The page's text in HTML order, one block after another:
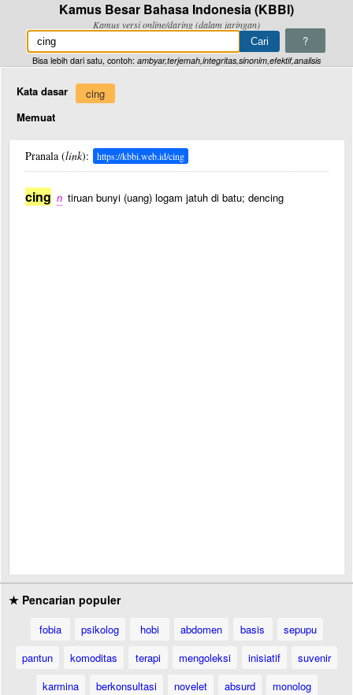
Kamus Besar Bahasa Indonesia (KBBI)
Kamus versi online/daring (dalam jaringan)
?
Bisa lebih dari satu, contoh: ambyar,terjemah,integritas,sinonim,efektif,analisis
Kata dasar
cing
Memuat
Pranala (link): https://kbbi.web.id/cing
cing n tiruan bunyi (uang) logam jatuh di batu; dencing
★ Pencarian populer
fobia psikolog hobi abdomen basis
sepupu
pantun
komoditas terapi mengoleksi inisiatif
suvenir
karmina
berkonsultasi novelet absurd
monolog